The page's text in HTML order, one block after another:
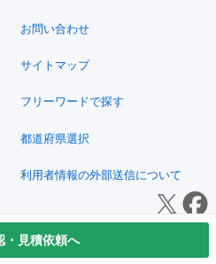
・見積依頼へ
お問い合わせ
サイトマップ
フリーワードで探す
都道府県選択
利用者情報の外部送信について